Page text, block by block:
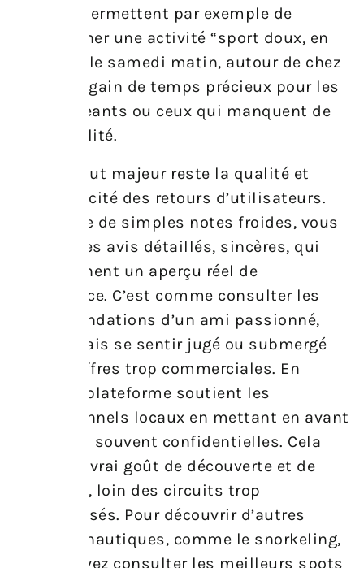
avancés permettent par exemple de
sélectionner une activité “sport doux, en
extérieur, le samedi matin, autour de chez
soi” — un gain de temps précieux pour les
plus exigeants ou ceux qui manquent de
disponibilité.
Mais l’atout majeur reste la qualité et
l’authenticité des retours d’utilisateurs.
Plutôt que de simples notes froides, vous
trouvez des avis détaillés, sincères, qui
vous donnent un aperçu réel de
l’expérience. C’est comme consulter les
recommandations d’un ami passionné,
sans jamais se sentir jugé ou submergé
par des offres trop commerciales. En
prime, la plateforme soutient les
professionnels locaux en mettant en avant
des offres souvent confidentielles. Cela
donne un vrai goût de découverte et de
proximité, loin des circuits trop
standardisés. Pour découvrir d’autres
activités nautiques, comme le snorkeling,
vous pouvez consulter les meilleurs spots